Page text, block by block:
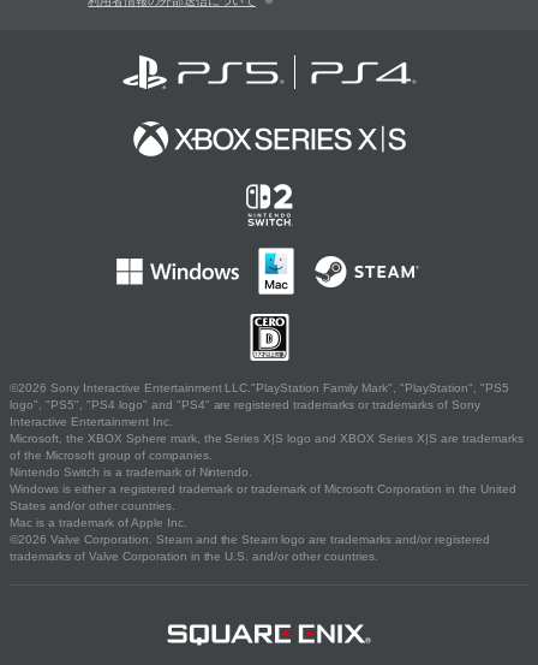
©2026 Sony Interactive Entertainment LLC."PlayStation Family Mark", "PlayStation", "PS5
logo", "PS5", "PS4 logo" and "PS4" are registered trademarks or trademarks of Sony
Interactive Entertainment Inc.
Microsoft, the XBOX Sphere mark, the Series X|S logo and XBOX Series X|S are trademarks
of the Microsoft group of companies.
Nintendo Switch is a trademark of Nintendo.
Windows is either a registered trademark or trademark of Microsoft Corporation in the United
States and/or other countries.
Mac is a trademark of Apple Inc.
©2026 Valve Corporation. Steam and the Steam logo are trademarks and/or registered
trademarks of Valve Corporation in the U.S. and/or other countries.